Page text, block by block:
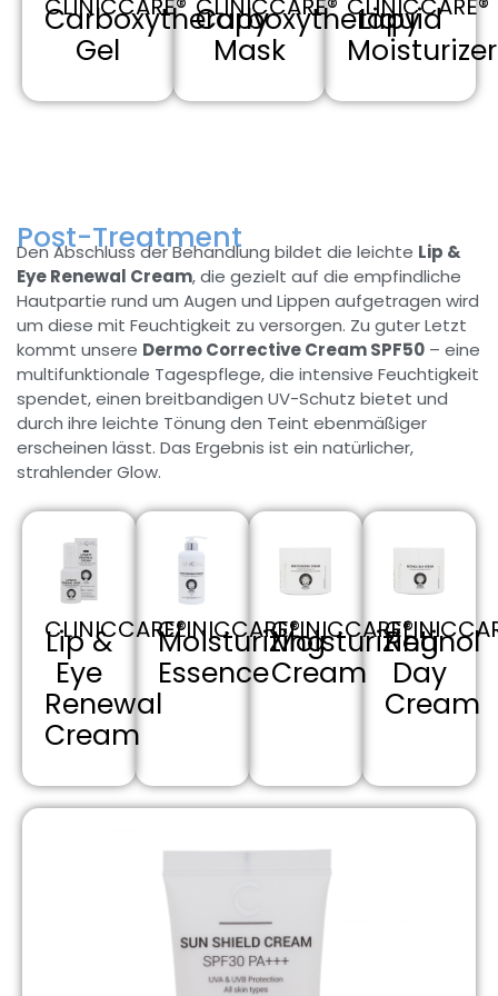
CLINICCARE®
Carboxytherapy
Gel
CLINICCARE®
Carboxytherapy
Mask
CLINICCARE®
Liquid
Moisturizer
Post-Treatment
Den Abschluss der Behandlung bildet die leichte Lip &
Eye Renewal Cream, die gezielt auf die empfindliche
Hautpartie rund um Augen und Lippen aufgetragen wird
um diese mit Feuchtigkeit zu versorgen. Zu guter Letzt
kommt unsere Dermo Corrective Cream SPF50 – eine
multifunktionale Tagespflege, die intensive Feuchtigkeit
spendet, einen breitbandigen UV-Schutz bietet und
durch ihre leichte Tönung den Teint ebenmäßiger
erscheinen lässt. Das Ergebnis ist ein natürlicher,
strahlender Glow.
CLINICCARE®
Lip &
Eye
Renewal
Cream
CLINICCARE®
Moisturizing
Essence
CLINICCARE®
Moisturizing
Cream
Retinol
Day
Cream